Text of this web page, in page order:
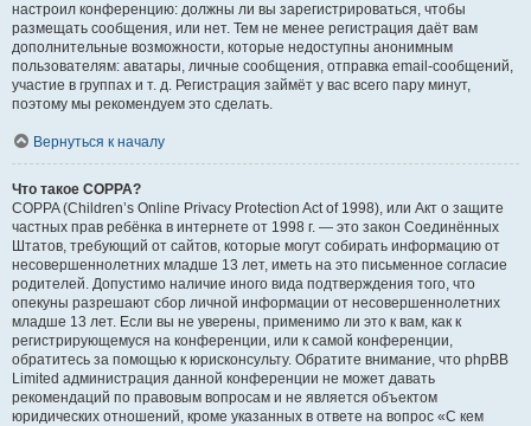
настроил конференцию: должны ли вы зарегистрироваться, чтобы
размещать сообщения, или нет. Тем не менее регистрация даёт вам
дополнительные возможности, которые недоступны анонимным
пользователям: аватары, личные сообщения, отправка email-сообщений,
участие в группах и т. д. Регистрация займёт у вас всего пару минут,
поэтому мы рекомендуем это сделать.
Вернуться к началу
Что такое COPPA?
COPPA (Children’s Online Privacy Protection Act of 1998), или Акт о защите
частных прав ребёнка в интернете от 1998 г. — это закон Соединённых
Штатов, требующий от сайтов, которые могут собирать информацию от
несовершеннолетних младше 13 лет, иметь на это письменное согласие
родителей. Допустимо наличие иного вида подтверждения того, что
опекуны разрешают сбор личной информации от несовершеннолетних
младше 13 лет. Если вы не уверены, применимо ли это к вам, как к
регистрирующемуся на конференции, или к самой конференции,
обратитесь за помощью к юрисконсульту. Обратите внимание, что phpBB
Limited администрация данной конференции не может давать
рекомендаций по правовым вопросам и не является объектом
юридических отношений, кроме указанных в ответе на вопрос «С кем